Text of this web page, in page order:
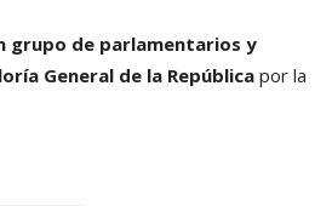
grupo de parlamentarios y
General de la República por la